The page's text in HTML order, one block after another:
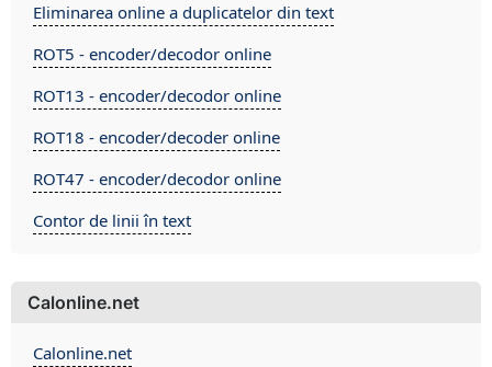
Eliminarea online a duplicatelor din text
ROT5 - encoder/decodor online
ROT13 - encoder/decodor online
ROT18 - encoder/decoder online
ROT47 - encoder/decodor online
Contor de linii în text
Calonline.net
Calonline.net